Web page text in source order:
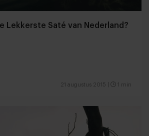
Lekkerste Saté van Nederland?
21 augustus 2015 1 min